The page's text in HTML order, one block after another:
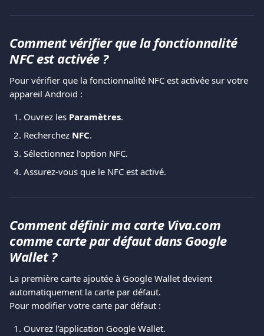
Comment vérifier que la fonctionnalité
NFC est activée ?
Pour vérifier que la fonctionnalité NFC est activée sur votre
appareil Android :
Ouvrez les Paramètres.
Recherchez NFC.
Sélectionnez l’option NFC.
Assurez-vous que le NFC est activé.
Comment définir ma carte Viva.com
comme carte par défaut dans Google
Wallet ?
La première carte ajoutée à Google Wallet devient
automatiquement la carte par défaut.
Pour modifier votre carte par défaut :
Ouvrez l’application Google Wallet.